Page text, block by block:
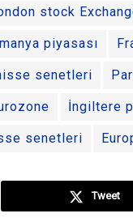
stock
piyasası
senetleri
İngiltere
senetleri
Tweet